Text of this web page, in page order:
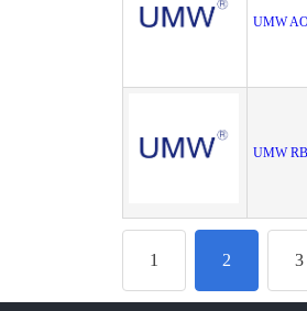
UMW
UMW
1 2 3